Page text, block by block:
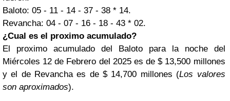
Baloto: 05 - 11 - 14 - 37 - 38 * 14.
Revancha: 04 - 07 - 16 - 18 - 43 * 02.
¿Cual es el proximo acumulado?
El proximo acumulado del Baloto para la noche del
Miércoles 12 de Febrero del 2025 es de $ 13,500 millones
y el de Revancha es de $ 14,700 millones (Los valores
son aproximados).